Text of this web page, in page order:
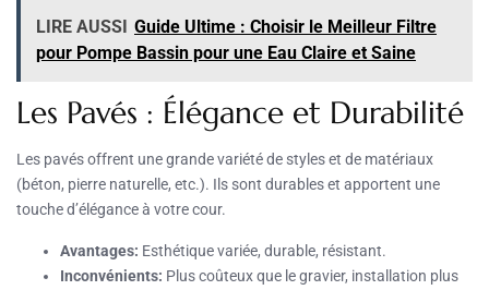
LIRE AUSSI Guide Ultime : Choisir le Meilleur Filtre
pour Pompe Bassin pour une Eau Claire et Saine
Les Pavés : Élégance et Durabilité
Les pavés offrent une grande variété de styles et de matériaux
(béton, pierre naturelle, etc.). Ils sont durables et apportent une
touche d’élégance à votre cour.
Avantages: Esthétique variée, durable, résistant.
Inconvénients: Plus coûteux que le gravier, installation plus